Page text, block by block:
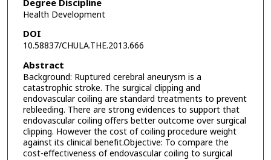
Degree Discipline
Health Development
DOI
10.58837/CHULA.THE.2013.666
Abstract
Background: Ruptured cerebral aneurysm is a
catastrophic stroke. The surgical clipping and
endovascular coiling are standard treatments to prevent
rebleeding. There are strong evidences to support that
endovascular coiling offers better outcome over surgical
clipping. However the cost of coiling procedure weight
against its clinical benefit.Objective: To compare the
cost-effectiveness of endovascular coiling to surgical